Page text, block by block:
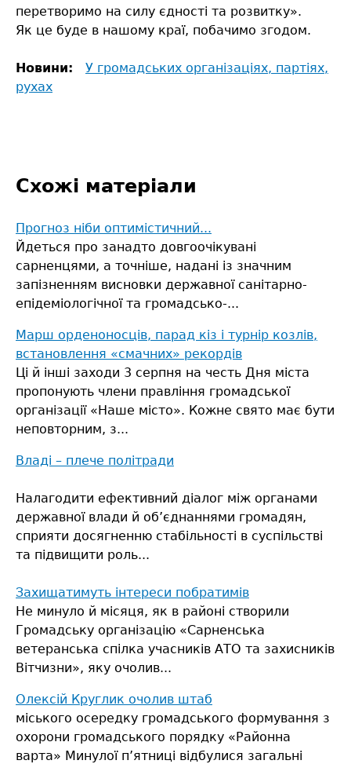
перетворимо на силу єдності та розвитку».
Як це буде в нашому краї, побачимо згодом.
Новини:
У громадських організаціях, партіях,
рухах
Схожі матеріали
Прогноз ніби оптимістичний...
Йдеться про занадто довгоочікувані
сарненцями, а точніше, надані із значним
запізненням висновки державної санітарно-
епідеміологічної та громадсько-...
Марш орденоносців, парад кіз і турнір козлів,
встановлення «смачних» рекордів
Ці й інші заходи 3 серпня на честь Дня міста
пропонують члени правління громадської
організації «Наше місто». Кожне свято має бути
неповторним, з...
Владі – плече політради
Налагодити ефективний діалог між органами
державної влади й об’єднаннями громадян,
сприяти досягненню стабільності в суспільстві
та підвищити роль...
Захищатимуть інтереси побратимів
Не минуло й місяця, як в районі створили
Громадську організацію «Сарненська
ветеранська спілка учасників АТО та захисників
Вітчизни», яку очолив...
Олексій Круглик очолив штаб
міського осередку громадського формування з
охорони громадського порядку «Районна
варта» Минулої п’ятниці відбулися загальні